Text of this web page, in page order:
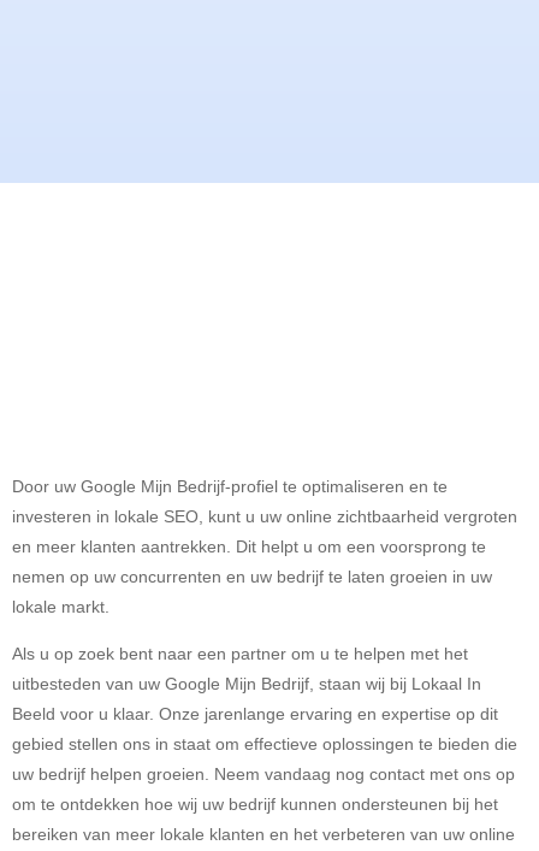
Door uw Google Mijn Bedrijf-profiel te optimaliseren en te
investeren in lokale SEO, kunt u uw online zichtbaarheid vergroten
en meer klanten aantrekken. Dit helpt u om een voorsprong te
nemen op uw concurrenten en uw bedrijf te laten groeien in uw
lokale markt.
Als u op zoek bent naar een partner om u te helpen met het
uitbesteden van uw Google Mijn Bedrijf, staan wij bij Lokaal In
Beeld voor u klaar. Onze jarenlange ervaring en expertise op dit
gebied stellen ons in staat om effectieve oplossingen te bieden die
uw bedrijf helpen groeien. Neem vandaag nog contact met ons op
om te ontdekken hoe wij uw bedrijf kunnen ondersteunen bij het
bereiken van meer lokale klanten en het verbeteren van uw online